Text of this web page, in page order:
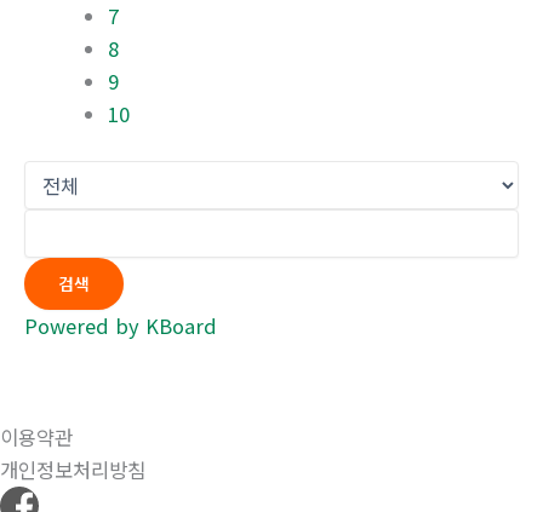
7
8
9
10
검색
Powered by KBoard
이용약관
개인정보처리방침